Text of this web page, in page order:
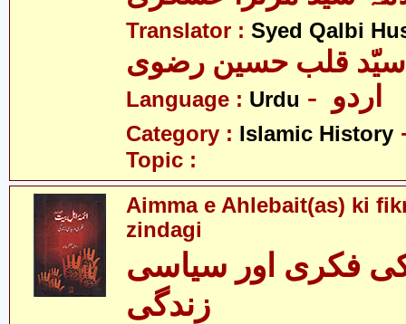
Translator : Syed Qalbi
Language : Urdu
Category : Islamic History
Topic :
Aimma e Ahlebait(as) ki
zindagi
کی فکری اور سیاسی
زندگی